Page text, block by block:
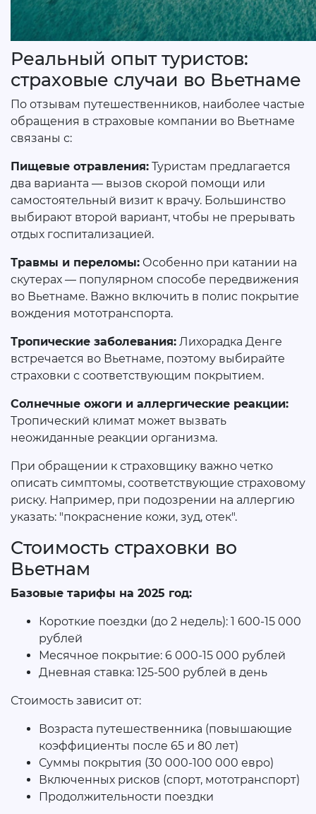
Реальный опыт туристов:
страховые случаи во Вьетнаме
По отзывам путешественников, наиболее частые
обращения в страховые компании во Вьетнаме
связаны с:
Пищевые отравления: Туристам предлагается
два варианта — вызов скорой помощи или
самостоятельный визит к врачу. Большинство
выбирают второй вариант, чтобы не прерывать
отдых госпитализацией.
Травмы и переломы: Особенно при катании на
скутерах — популярном способе передвижения
во Вьетнаме. Важно включить в полис покрытие
вождения мототранспорта.
Тропические заболевания: Лихорадка Денге
встречается во Вьетнаме, поэтому выбирайте
страховки с соответствующим покрытием.
Солнечные ожоги и аллергические реакции:
Тропический климат может вызвать
неожиданные реакции организма.
При обращении к страховщику важно четко
описать симптомы, соответствующие страховому
риску. Например, при подозрении на аллергию
указать: "покраснение кожи, зуд, отек".
Стоимость страховки во
Вьетнам
Базовые тарифы на 2025 год:
Короткие поездки (до 2 недель): 1 600-15 000
рублей
Месячное покрытие: 6 000-15 000 рублей
Дневная ставка: 125-500 рублей в день
Стоимость зависит от:
Возраста путешественника (повышающие
коэффициенты после 65 и 80 лет)
Суммы покрытия (30 000-100 000 евро)
Включенных рисков (спорт, мототранспорт)
Продолжительности поездки